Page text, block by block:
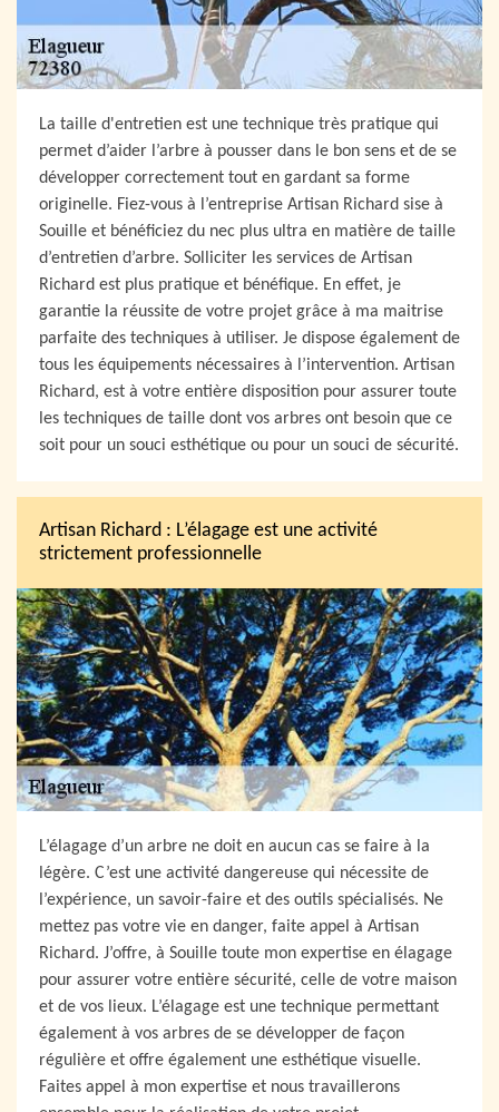
La taille d'entretien est une technique très pratique qui
permet d’aider l’arbre à pousser dans le bon sens et de se
développer correctement tout en gardant sa forme
originelle. Fiez-vous à l’entreprise Artisan Richard sise à
Souille et bénéficiez du nec plus ultra en matière de taille
d’entretien d’arbre. Solliciter les services de Artisan
Richard est plus pratique et bénéfique. En effet, je
garantie la réussite de votre projet grâce à ma maitrise
parfaite des techniques à utiliser. Je dispose également de
tous les équipements nécessaires à l’intervention. Artisan
Richard, est à votre entière disposition pour assurer toute
les techniques de taille dont vos arbres ont besoin que ce
soit pour un souci esthétique ou pour un souci de sécurité.
Artisan Richard : L’élagage est une activité
strictement professionnelle
L’élagage d’un arbre ne doit en aucun cas se faire à la
légère. C’est une activité dangereuse qui nécessite de
l’expérience, un savoir-faire et des outils spécialisés. Ne
mettez pas votre vie en danger, faite appel à Artisan
Richard. J’offre, à Souille toute mon expertise en élagage
pour assurer votre entière sécurité, celle de votre maison
et de vos lieux. L’élagage est une technique permettant
également à vos arbres de se développer de façon
régulière et offre également une esthétique visuelle.
Faites appel à mon expertise et nous travaillerons